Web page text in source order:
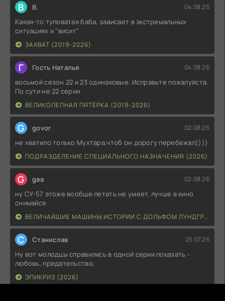
В В. 04.08.26
Какая-то туповатая баба, зависает в экстремальных
ситуациях и "висит"
ЗАХВАТ (2019-2026)
Г Гость Наталья 04.08.26
восьмой сезон 22 и 23 одинаковые. Исправьте пожалуйста.
По сути не 22 серии
ВЕЛИКОЛЕПНАЯ ПЯТЁРКА (2019-2026)
G govor 02.08.26
не хватило только Мухтара,чтоб он дорогу перебежал))))
ПОДРАЗДЕЛЕНИЕ СПЕЦИАЛЬНОГО НАЗНАЧЕНИЯ (2026)
G gaa 02.08.26
ну СУ-57 этоже вообще летать не умеет, лучше в кино
снимайся
ВЕЛИЧАЙШИЕ МАШИНЫ ИСТОРИИ С ДОЛЬФОМ ЛУНДГРЕНОМ (2026)
С Станислав 25.07.26
Ну вот молодцы справились в одной серии показать -
любовь, предательство,
ЭПИКРИЗ (2026)